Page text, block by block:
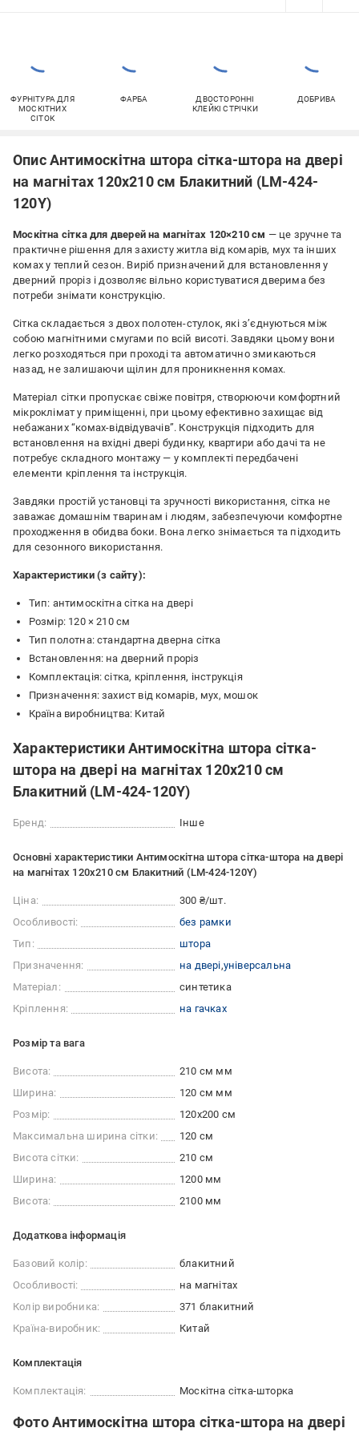
ФУРНІТУРА ДЛЯ
МОСКІТНИХ
СІТОК
ФАРБА
ДВОСТОРОННІ
КЛЕЙКІ СТРІЧКИ
ДОБРИВА
Опис Антимоскітна штора сітка-штора на двері
на магнітах 120x210 см Блакитний (LM-424-
120Y)
Москітна сітка для дверей на магнітах 120×210 см — це зручне та
практичне рішення для захисту житла від комарів, мух та інших
комах у теплий сезон. Виріб призначений для встановлення у
дверний проріз і дозволяє вільно користуватися дверима без
потреби знімати конструкцію.
Сітка складається з двох полотен-стулок, які з’єднуються між
собою магнітними смугами по всій висоті. Завдяки цьому вони
легко розходяться при проході та автоматично змикаються
назад, не залишаючи щілин для проникнення комах.
Матеріал сітки пропускає свіже повітря, створюючи комфортний
мікроклімат у приміщенні, при цьому ефективно захищає від
небажаних “комах-відвідувачів”. Конструкція підходить для
встановлення на вхідні двері будинку, квартири або дачі та не
потребує складного монтажу — у комплекті передбачені
елементи кріплення та інструкція.
Завдяки простій установці та зручності використання, сітка не
заважає домашнім тваринам і людям, забезпечуючи комфортне
проходження в обидва боки. Вона легко знімається та підходить
для сезонного використання.
Характеристики (з сайту):
Тип: антимоскітна сітка на двері
Розмір: 120 × 210 см
Тип полотна: стандартна дверна сітка
Встановлення: на дверний проріз
Комплектація: сітка, кріплення, інструкція
Призначення: захист від комарів, мух, мошок
Країна виробництва: Китай
Характеристики Антимоскітна штора сітка-
штора на двері на магнітах 120x210 см
Блакитний (LM-424-120Y)
Бренд: Інше
Основні характеристики Антимоскітна штора сітка-штора на двері
на магнітах 120x210 см Блакитний (LM-424-120Y)
Ціна:
300 ₴/шт.
Особливості:
без рамки
Тип:
штора
Призначення:
на двері універсальна
Матеріал:
синтетика
Кріплення:
на гачках
Розмір та вага
Висота:
210 см мм
Ширина:
120 см мм
Розмір:
120x200 см
Максимальна ширина сітки:
120 см
Висота сітки:
210 см
Ширина:
1200 мм
Висота:
2100 мм
Додаткова інформація
Базовий колір:
блакитний
Особливості:
на магнітах
Колір виробника:
371 блакитний
Країна-виробник:
Китай
Комплектація
Комплектація: Москітна сітка-шторка
Фото Антимоскітна штора сітка-штора на двері